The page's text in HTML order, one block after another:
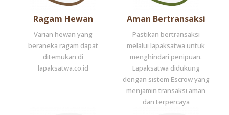
Ragam Hewan
Varian hewan yang
beraneka ragam dapat
ditemukan di
lapaksatwa.co.id
Aman Bertransaksi
Pastikan bertransaksi
melalui lapaksatwa untuk
menghindari penipuan.
Lapaksatwa didukung
dengan sistem Escrow yang
menjamin transaksi aman
dan terpercaya